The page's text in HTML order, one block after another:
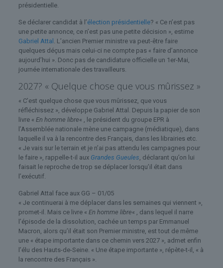
présidentielle.
Se déclarer candidat à l’élection présidentielle? « Ce n’est pas
une petite annonce, ce n’est pas une petite décision », estime
Gabriel Attal
. L’ancien Premier ministre va peut-être faire
quelques déçus mais celui-ci ne compte pas « faire d’annonce
aujourd’hui ». Donc pas de candidature officielle un 1er-Mai,
journée internationale des travailleurs.
2027? « Quelque chose que vous mûrissez »
« C’est quelque chose que vous mûrissez, que vous
réfléchissez », développe Gabriel Attal. Depuis la papier de son
livre « En homme libre« , le président du groupe EPR à
l’Assemblée nationale mène une campagne (médiatique), dans
laquelle il va à la rencontre des Français, dans les librairies etc.
« Je vais sur le terrain et je n’ai pas attendu les campagnes pour
le faire », rappelle-t-il aux Grandes Gueules , déclarant qu’on lui
faisait le reproche de trop se déplacer lorsqu’il était dans
l’exécutif.
Gabriel Attal face aux GG – 01/05
« Je continuerai à me déplacer dans les semaines qui viennent »,
promet-il. Mais ce livre « En homme libre« , dans lequel il narre
l’épisode de la dissolution, cachée un temps par Emmanuel
Macron, alors qu’il était son Premier ministre, est tout de même
une « étape importante dans ce chemin vers 2027 », admet enfin
l’élu des Hauts-de-Seine. « Une étape importante », répète-t-il, « à
la rencontre des Français ».